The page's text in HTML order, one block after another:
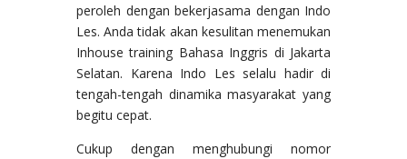
peroleh dengan bekerjasama dengan Indo
Les. Anda tidak akan kesulitan menemukan
Inhouse training Bahasa Inggris di Jakarta
Selatan. Karena Indo Les selalu hadir di
tengah-tengah dinamika masyarakat yang
begitu cepat.
Cukup dengan menghubungi nomor